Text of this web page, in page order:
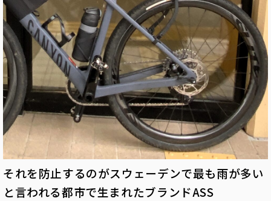
それを防止するのがスウェーデンで最も雨が多い
と言われる都市で生まれたブランドASS